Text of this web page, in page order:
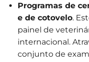
Programas de
e de cotovelo.
painel de
internacional.
conjunto de